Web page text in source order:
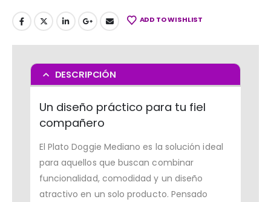
ADD TO WISHLIST
DESCRIPCIÓN
Un diseño práctico para tu fiel
compañero
El Plato Doggie Mediano es la solución ideal
para aquellos que buscan combinar
funcionalidad, comodidad y un diseño
atractivo en un solo producto. Pensado